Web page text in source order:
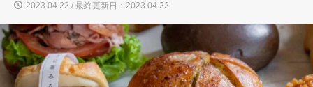
2023.04.22 / 最終更新日：2023.04.22